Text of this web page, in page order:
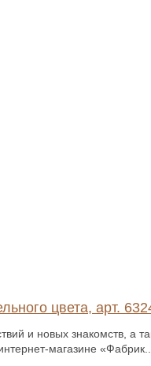
цвета, арт.
и новых знакомств, а
магазине